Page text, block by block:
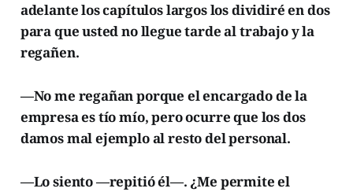
adelante los capítulos largos los dividiré en dos
para que usted no llegue tarde al trabajo y la
regañen.
—No me regañan porque el encargado de la
empresa es tío mío, pero ocurre que los dos
damos mal ejemplo al resto del personal.
—Lo siento —repitió él—. ¿Me permite el